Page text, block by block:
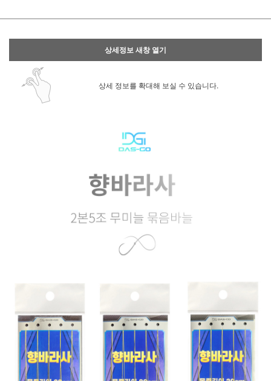
상세정보 새창 열기
상세 정보를 확대해 보실 수 있습니다.